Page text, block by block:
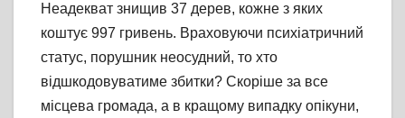
Неадекват знищив 37 дерев, кожне з яких
коштує 997 гривень. Враховуючи психіатричний
статус, порушник неосудний, то хто
відшкодовуватиме збитки? Скоріше за все
місцева громада, а в кращому випадку опікуни,